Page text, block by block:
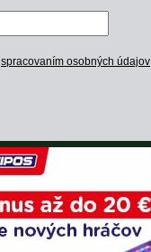
spracovaním osobných údajov